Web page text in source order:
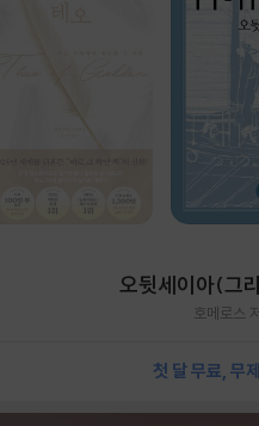
오뒷세이아(그
호메로스
첫 달 무료, 무